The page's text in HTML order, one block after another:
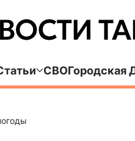
СВОГородская